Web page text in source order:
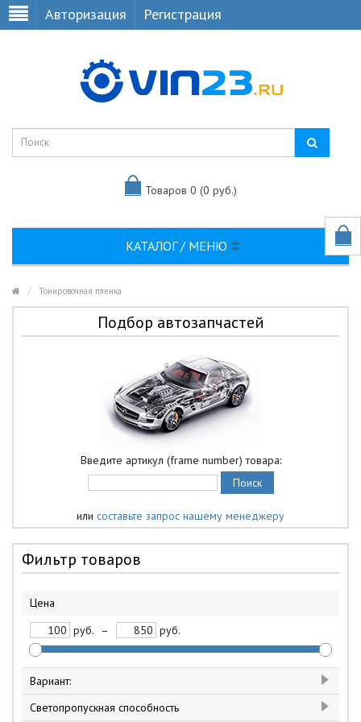
Авторизация Регистрация
Товаров 0 (0 руб.)
КАТАЛОГ / МЕНЮ
Тонировочная пленка
Подбор автозапчастей
Введите артикул (frame number) товара:
или составьте запрос нашему менеджеру
Фильтр товаров
Цена
руб.
– руб.
Вариант:
63
1
Светопропускная способность